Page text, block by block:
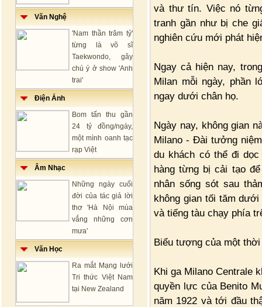
Văn Nghệ
'Nam thần trăm tỷ'
từng là võ sĩ
Taekwondo, gây
chú ý ở show 'Anh
trai'
Điện Ảnh
Bom tấn thu gần
24 tỷ đồng/ngày,
một mình oanh tạc
rạp Việt
Âm Nhạc
Những ngày cuối
đời của tác giả lời
thơ 'Hà Nội mùa
vắng những cơn
mưa'
Văn Học
Ra mắt Mạng lưới
Tri thức Việt Nam
tại New Zealand
và thư tín. Việc nó
tranh gần như bị che
nghiên cứu mới phát
Ngay cả hiện nay,
Milan mỗi ngày, phần
ngay dưới chân họ.
Ngày nay, không gian
Milano - Đài tưởng
du khách có thể đi
hàng từng bị cải tạo
nhân sống sót sau
không gian tối tăm
và tiếng tàu chạy phía
Biểu tượng của một
Khi ga Milano Centrale
quyền lực của Benito
năm 1922 và tới đầu